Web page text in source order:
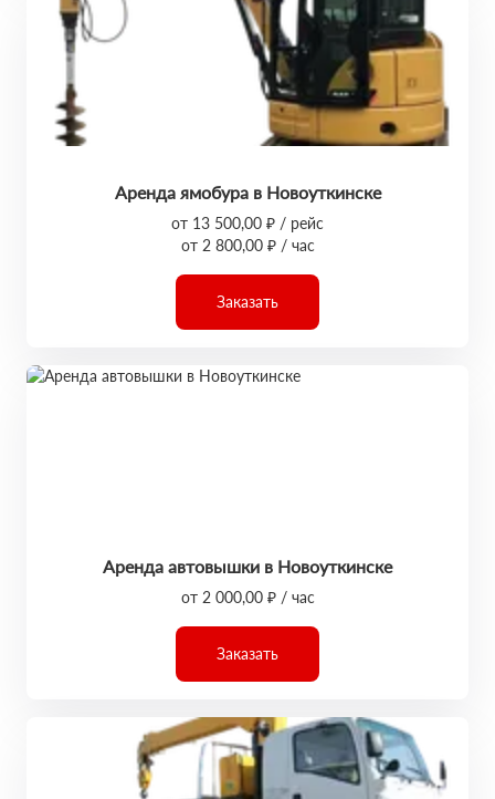
Аренда ямобура в Новоуткинске
от 13 500,00 ₽ / рейс
от 2 800,00 ₽ / час
Заказать
Аренда автовышки в Новоуткинске
от 2 000,00 ₽ / час
Заказать